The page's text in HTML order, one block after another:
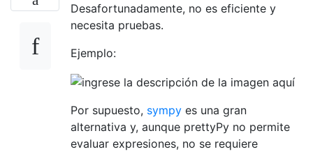
Desafortunadamente, no es eficiente y
necesita pruebas.
Ejemplo:
Por supuesto, sympy es una gran
alternativa y, aunque prettyPy no permite
evaluar expresiones, no se requiere